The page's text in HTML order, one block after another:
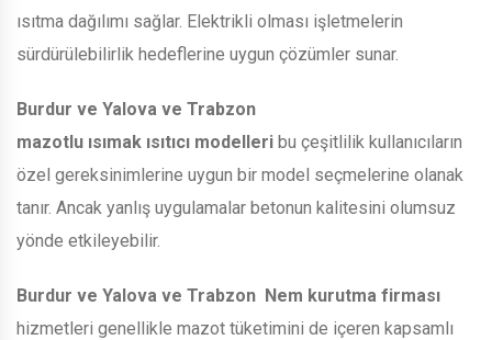
ısıtma dağılımı sağlar. Elektrikli olması işletmelerin
sürdürülebilirlik hedeflerine uygun çözümler sunar.
Burdur ve Yalova ve Trabzon
mazotlu ısımak ısıtıcı modelleri bu çeşitlilik kullanıcıların
özel gereksinimlerine uygun bir model seçmelerine olanak
tanır. Ancak yanlış uygulamalar betonun kalitesini olumsuz
yönde etkileyebilir.
Burdur ve Yalova ve Trabzon Nem kurutma firması
hizmetleri genellikle mazot tüketimini de içeren kapsamlı